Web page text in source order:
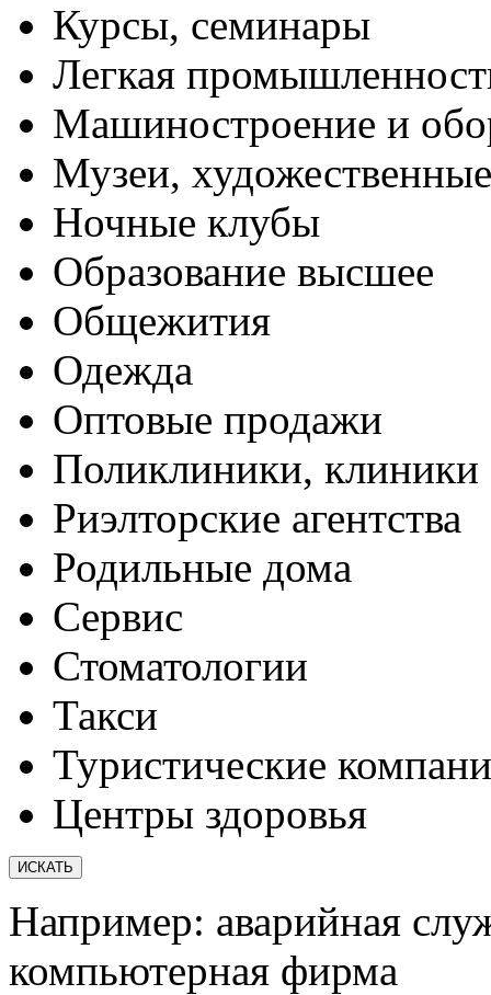
Курсы, семинары
Легкая
Машиностроение и
Музеи,
Ночные клубы
Образование высшее
Общежития
Одежда
Оптовые продажи
Поликлиники, клиники
Риэлторские агентства
Родильные дома
Сервис
Стоматологии
Такси
Туристические
Центры здоровья
Например: аварийная
компьютерная фирма